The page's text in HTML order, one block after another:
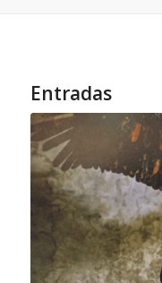
Entradas